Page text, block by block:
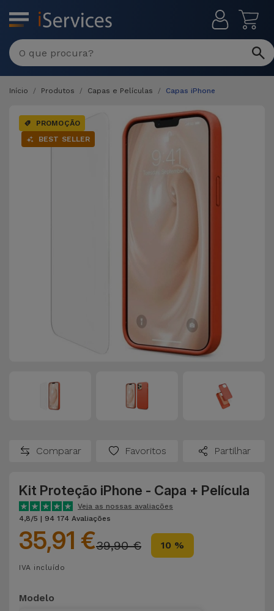
MENU
Início Produtos Capas e Películas Capas iPhone
PROMOÇÃO
BEST SELLER
Comparar Favoritos Partilhar
Kit Proteção iPhone - Capa + Película
Veja as nossas avaliações
4,8/5 | 94 174 Avaliações
35,91 €39,90 € 10 %
IVA incluído
Modelo